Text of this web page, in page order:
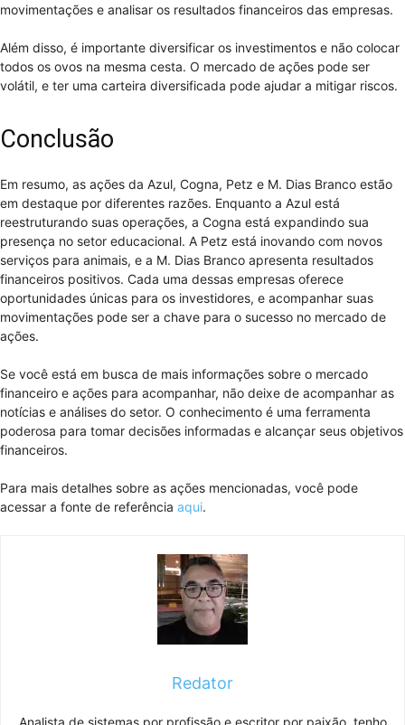
movimentações e analisar os resultados financeiros das empresas.
Além disso, é importante diversificar os investimentos e não colocar
todos os ovos na mesma cesta. O mercado de ações pode ser
volátil, e ter uma carteira diversificada pode ajudar a mitigar riscos.
Conclusão
Em resumo, as ações da Azul, Cogna, Petz e M. Dias Branco estão
em destaque por diferentes razões. Enquanto a Azul está
reestruturando suas operações, a Cogna está expandindo sua
presença no setor educacional. A Petz está inovando com novos
serviços para animais, e a M. Dias Branco apresenta resultados
financeiros positivos. Cada uma dessas empresas oferece
oportunidades únicas para os investidores, e acompanhar suas
movimentações pode ser a chave para o sucesso no mercado de
ações.
Se você está em busca de mais informações sobre o mercado
financeiro e ações para acompanhar, não deixe de acompanhar as
notícias e análises do setor. O conhecimento é uma ferramenta
poderosa para tomar decisões informadas e alcançar seus objetivos
financeiros.
Para mais detalhes sobre as ações mencionadas, você pode
acessar a fonte de referência aqui.
Redator
Analista de sistemas por profissão e escritor por paixão, tenho